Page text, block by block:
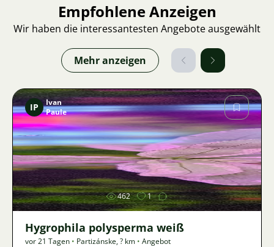
Empfohlene Anzeigen
Wir haben die interessantesten Angebote ausgewählt
Mehr anzeigen
Bild
IP
Ivan
Paule
462 1
Hygrophila polysperma weiß
vor 21 Tagen • Partizánske,? km • Angebot